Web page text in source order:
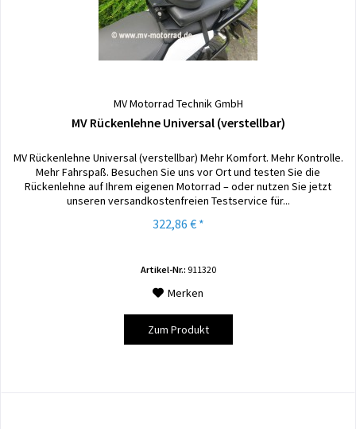
MV Motorrad Technik GmbH
MV Rückenlehne Universal (verstellbar)
MV Rückenlehne Universal (verstellbar) Mehr Komfort. Mehr Kontrolle.
Mehr Fahrspaß. Besuchen Sie uns vor Ort und testen Sie die
Rückenlehne auf Ihrem eigenen Motorrad – oder nutzen Sie jetzt
unseren versandkostenfreien Testservice für...
322,86 € *
Artikel-Nr.: 911320
Merken
Zum Produkt